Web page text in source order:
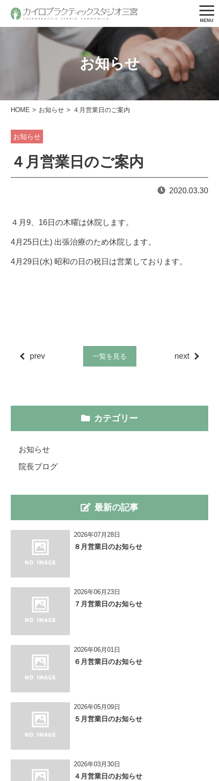
お知らせ
HOME お知らせ ４月営業日のご案内
お知らせ
４月営業日のご案内
2020.03.30
４月9、16日の木曜は休院します。
4月25日(土) 出張治療のため休院します。
4月29日(水) 昭和の日の祝日は営業しております。
prev 一覧を見る next
カテゴリー
お知らせ
院長ブログ
最新の記事
2026年07月28日
８月営業日のお知らせ
2026年06月23日
７月営業日のお知らせ
2026年06月01日
６月営業日のお知らせ
2026年05月09日
５月営業日のお知らせ
2026年03月30日
４月営業日のお知らせ